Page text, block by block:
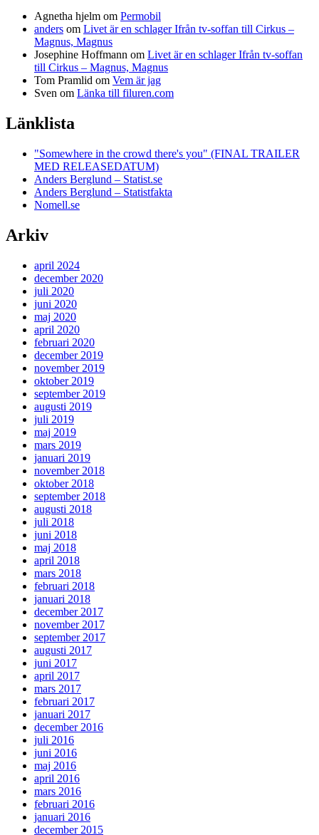
Agnetha hjelm om Permobil
anders om Livet är en schlager Ifrån tv-soffan till Cirkus –
Magnus, Magnus
Josephine Hoffmann om Livet är en schlager Ifrån tv-soffan
till Cirkus – Magnus, Magnus
Tom Pramlid om Vem är jag
Sven om Länka till filuren.com
Länklista
"Somewhere in the crowd there's you" (FINAL TRAILER
MED RELEASEDATUM)
Anders Berglund – Statist.se
Anders Berglund – Statistfakta
Nomell.se
Arkiv
april 2024
december 2020
juli 2020
juni 2020
maj 2020
april 2020
februari 2020
december 2019
november 2019
oktober 2019
september 2019
augusti 2019
juli 2019
maj 2019
mars 2019
januari 2019
november 2018
oktober 2018
september 2018
augusti 2018
juli 2018
juni 2018
maj 2018
april 2018
mars 2018
februari 2018
januari 2018
december 2017
november 2017
september 2017
augusti 2017
juni 2017
april 2017
mars 2017
februari 2017
januari 2017
december 2016
juli 2016
juni 2016
maj 2016
april 2016
mars 2016
februari 2016
januari 2016
december 2015